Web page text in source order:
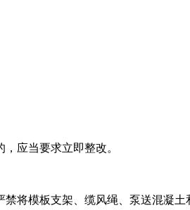
应当要求立即整改。
将模板支架、缆风绳、泵送混凝